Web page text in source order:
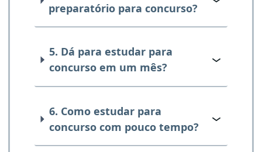
preparatório para concurso?
5. Dá para estudar para
concurso em um mês?
6. Como estudar para
concurso com pouco tempo?